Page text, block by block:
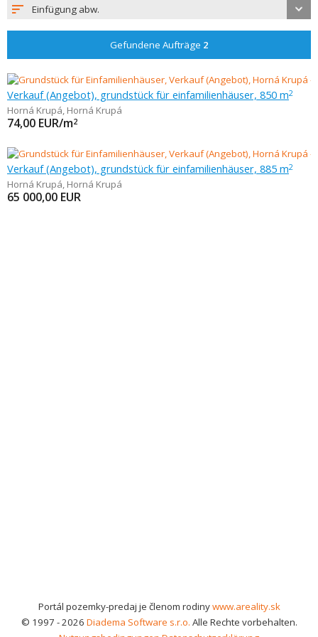
Einfügung abw.
Gefundene Aufträge 2
Verkauf (Angebot), grundstück für einfamilienhäuser, 850 m2
Horná Krupá, Horná Krupá
74,00 EUR/m2
Verkauf (Angebot), grundstück für einfamilienhäuser, 885 m2
Horná Krupá, Horná Krupá
65 000,00 EUR
Portál pozemky-predaj je členom rodinywww.areality.sk
© 1997 - 2026 Diadema Software s.r.o. Alle Rechte vorbehalten.